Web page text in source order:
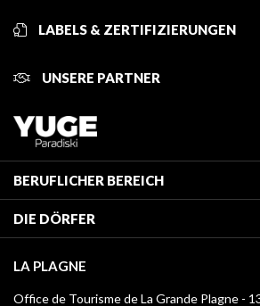
LABELS & ZERTIFIZIERUNGEN
UNSERE PARTNER
BERUFLICHER BEREICH
Mitglied des Fremdenverkehrsamtes werden
Klassifizierung von Möbeln
Kurtaxe
Mediathek
DIE DÖRFER
Montchavin - Les Coches
Champagny-en-Vanoise
LA PLAGNE
Office de Tourisme de La Grande Plagne -